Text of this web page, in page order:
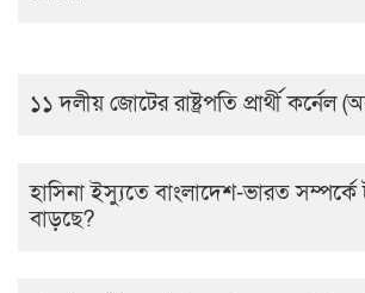
১১ দলীয় জোটের রাষ্ট্রপতি প্রার্থী
হাসিনা ইস্যুতে বাংলাদেশ-ভারত
বাড়ছে?